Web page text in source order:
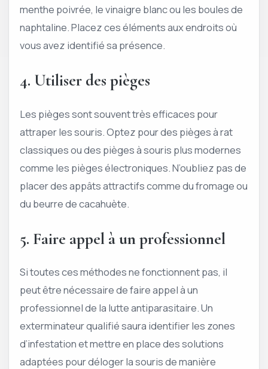
menthe poivrée, le vinaigre blanc ou les boules de
naphtaline. Placez ces éléments aux endroits où
vous avez identifié sa présence.
4. Utiliser des pièges
Les pièges sont souvent très efficaces pour
attraper les souris. Optez pour des pièges à rat
classiques ou des pièges à souris plus modernes
comme les pièges électroniques. N’oubliez pas de
placer des appâts attractifs comme du fromage ou
du beurre de cacahuète.
5. Faire appel à un professionnel
Si toutes ces méthodes ne fonctionnent pas, il
peut être nécessaire de faire appel à un
professionnel de la lutte antiparasitaire. Un
exterminateur qualifié saura identifier les zones
d’infestation et mettre en place des solutions
adaptées pour déloger la souris de manière